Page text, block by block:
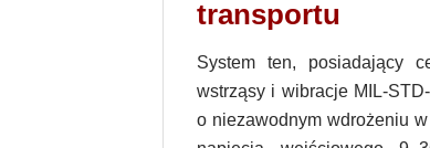
transportu
System ten, posiadający
wstrząsy i wibracje MIL-
o niezawodnym wdrożeniu